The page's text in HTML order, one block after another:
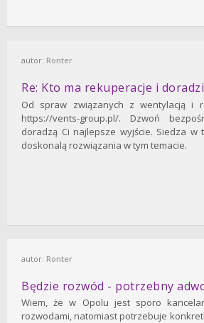
autor: Ronter
Re: Kto ma rekuperacje i
Od spraw związanych z wentylacją i
https://vents-group.pl/. Dzwoń
doradzą Ci najlepsze wyjście. Siedza w
doskonalą rozwiązania w tym temacie.
autor: Ronter
Będzie rozwód - potrzebny
Wiem, że w Opolu jest sporo
rozwodami, natomiast potrzebuje